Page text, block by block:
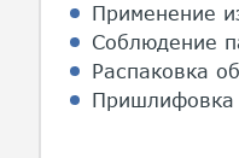
Применение
Соблюдение
Распаковка
Пришлифовка